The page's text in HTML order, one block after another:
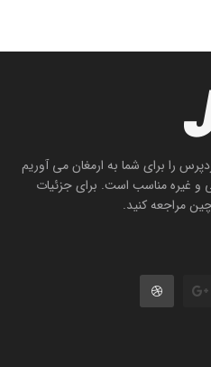
را برای شما به ارمغان می آوریم
و غیره مناسب است. برای جزئیات
مراجعه کنید.